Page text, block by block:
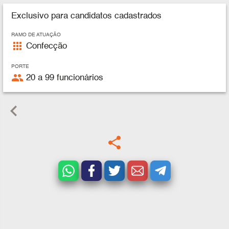
Exclusivo para candidatos cadastrados
RAMO DE ATUAÇÃO
apps Confecção
PORTE
people 20 a 99 funcionários
keyboard_arrow_left
share